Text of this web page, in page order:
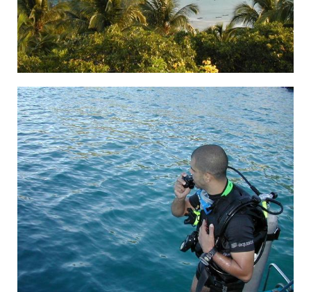
×¦×Œ×™×Œ×•×ª ×‘×ª××™×Œ× ×"